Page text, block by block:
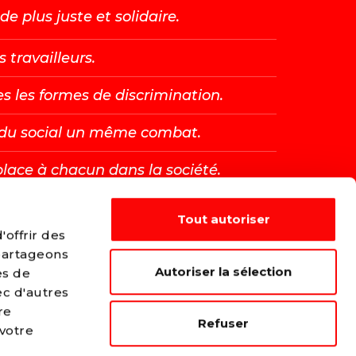
des
de
d'autres
Tout autoriser
Autoriser la sélection
Refuser
plus juste et solidaire.
travailleurs.
les formes de discrimination.
social un même combat.
à chacun dans la société.
→